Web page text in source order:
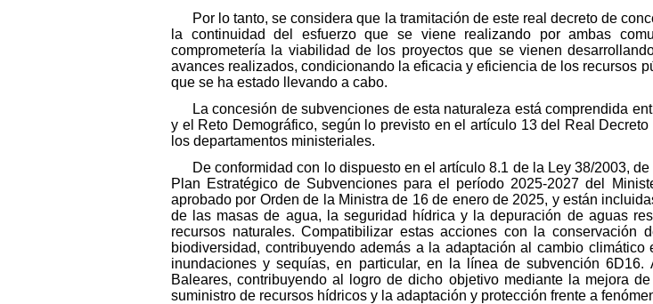
Por lo tanto, se considera que la tramitación de este real decreto de
la continuidad del esfuerzo que se viene realizando por ambas
comprometería la viabilidad de los proyectos que se vienen
avances realizados, condicionando la eficacia y eficiencia de los recursos
que se ha estado llevando a cabo.
La concesión de subvenciones de esta naturaleza está comprendida
y el Reto Demográfico, según lo previsto en el artículo 13 del Real
los departamentos ministeriales.
De conformidad con lo dispuesto en el artículo 8.1 de la Ley 38/2003,
Plan Estratégico de Subvenciones para el período 2025-2027 del
aprobado por Orden de la Ministra de 16 de enero de 2025, y están
de las masas de agua, la seguridad hídrica y la depuración de aguas
recursos naturales. Compatibilizar estas acciones con la
biodiversidad, contribuyendo además a la adaptación al cambio
inundaciones y sequías, en particular, en la línea de subvención
Baleares, contribuyendo al logro de dicho objetivo mediante la mejora
suministro de recursos hídricos y la adaptación y protección frente a